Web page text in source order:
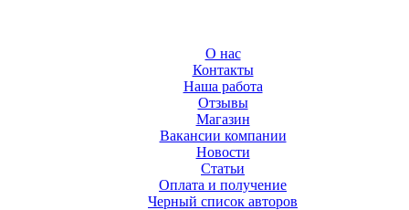
О нас
Контакты
Наша работа
Отзывы
Магазин
Вакансии компании
Новости
Статьи
Оплата и получение
Черный список авторов